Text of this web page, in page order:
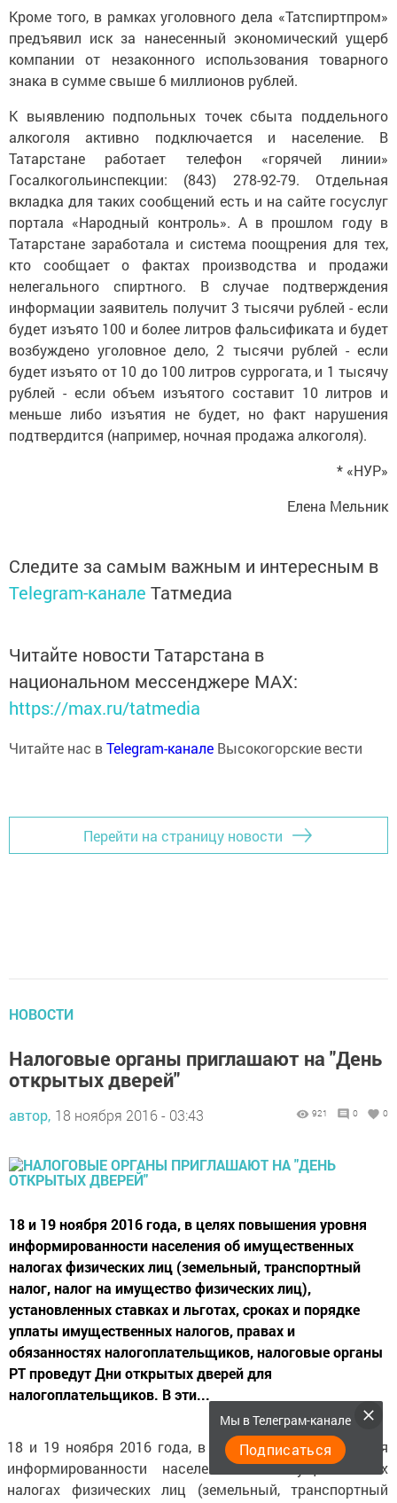
Кроме того, в рамках уголовного дела «Татспиртпром»
предъявил иск за нанесенный экономический ущерб
компании от незаконного использования товарного
знака в сумме свыше 6 миллионов рублей.
К выявлению подпольных точек сбыта поддельного
алкоголя активно подключается и население. В
Татарстане работает телефон «горячей линии»
Госалкогольинспекции: (843) 278-92-79. Отдельная
вкладка для таких сообщений есть и на сайте госуслуг
портала «Народный контроль». А в прошлом году в
Татарстане заработала и система поощрения для тех,
кто сообщает о фактах производства и продажи
нелегального спиртного. В случае подтверждения
информации заявитель получит 3 тысячи рублей - если
будет изъято 100 и более литров фальсификата и будет
возбуждено уголовное дело, 2 тысячи рублей - если
будет изъято от 10 до 100 литров суррогата, и 1 тысячу
рублей - если объем изъятого составит 10 литров и
меньше либо изъятия не будет, но факт нарушения
подтвердится (например, ночная продажа алкоголя).
* «НУР»
Елена Мельник
Следите за самым важным и интересным в
Telegram-канале Татмедиа
Читайте новости Татарстана в
национальном мессенджере MАХ:
https://max.ru/tatmedia
Читайте нас вTelegram-канале Высокогорские вести
Перейти на страницу новости
НОВОСТИ
Налоговые органы приглашают на "День
открытых дверей"
автор, 18 ноября 2016 - 03:43 921 0 0
18 и 19 ноября 2016 года, в целях повышения уровня
информированности населения об имущественных
налогах физических лиц (земельный, транспортный
налог, налог на имущество физических лиц),
установленных ставках и льготах, сроках и порядке
уплаты имущественных налогов, правах и
обязанностях налогоплательщиков, налоговые органы
РТ проведут Дни открытых дверей для
налогоплательщиков. В эти...
18 и 19 ноября 2016 года, в целях повышения уровня
информированности населения об имущественных
налогах физических лиц (земельный, транспортный
Мы в Телеграм-канале
Подписаться